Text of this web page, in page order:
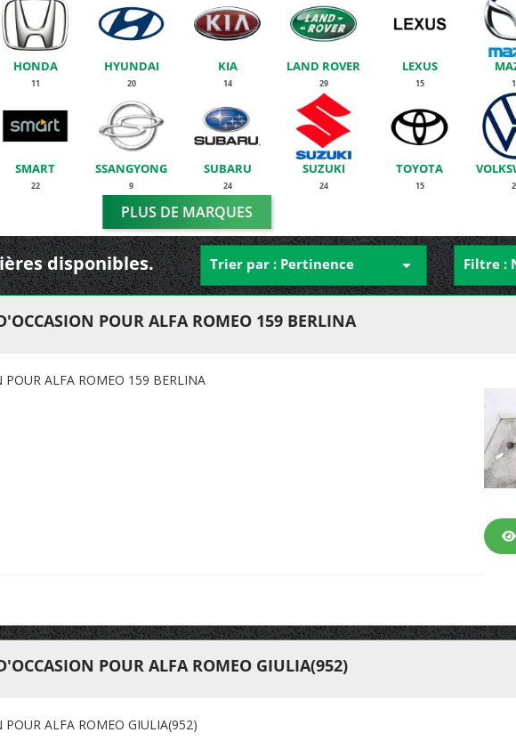
HONDA
11
HYUNDAI
20
KIA
14
LAND ROVER
29
LEXUS
15
SMART
22
SSANGYONG
9
SUBARU
24
SUZUKI
24
TOYOTA
15
PLUS DE MARQUES
disponibles. Trier par : Pertinence  Filtre :
POUR ALFA ROMEO 159 BERLINA
POUR ALFA ROMEO 159 BERLINA
POUR ALFA ROMEO GIULIA(952)
POUR ALFA ROMEO GIULIA(952)